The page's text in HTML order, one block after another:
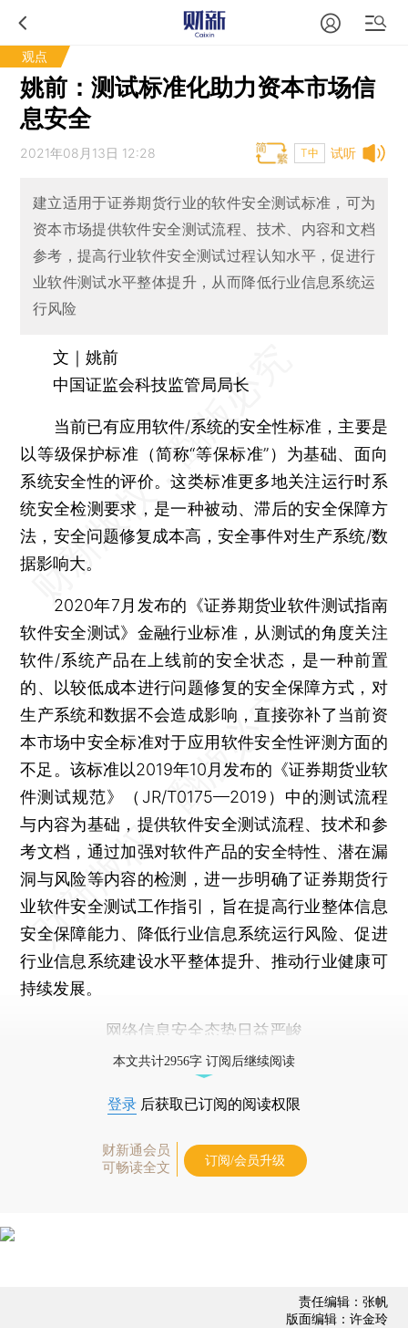
观点
姚前：测试标准化助力资本市场信
息安全
试听
2021年08月13日 12:28 T中
建立适用于证券期货行业的软件安全测试标准，可为
资本市场提供软件安全测试流程、技术、内容和文档
参考，提高行业软件安全测试过程认知水平，促进行
业软件测试水平整体提升，从而降低行业信息系统运
行风险
文｜姚前
中国证监会科技监管局局长
当前已有应用软件/系统的安全性标准，主要是
以等级保护标准（简称“等保标准”）为基础、面向
系统安全性的评价。这类标准更多地关注运行时系
统安全检测要求，是一种被动、滞后的安全保障方
法，安全问题修复成本高，安全事件对生产系统/数
据影响大。
2020年7月发布的《证券期货业软件测试指南
软件安全测试》金融行业标准，从测试的角度关注
软件/系统产品在上线前的安全状态，是一种前置
的、以较低成本进行问题修复的安全保障方式，对
生产系统和数据不会造成影响，直接弥补了当前资
本市场中安全标准对于应用软件安全性评测方面的
不足。该标准以2019年10月发布的《证券期货业软
件测试规范》（JR/T0175—2019）中的测试流程
与内容为基础，提供软件安全测试流程、技术和参
考文档，通过加强对软件产品的安全特性、潜在漏
洞与风险等内容的检测，进一步明确了证券期货行
业软件安全测试工作指引，旨在提高行业整体信息
安全保障能力、降低行业信息系统运行风险、促进
行业信息系统建设水平整体提升、推动行业健康可
持续发展。
网络信息安全态势日益严峻
本文共计2956字 订阅后继续阅读
登录 后获取已订阅的阅读权限
财新通会员
可畅读全文
订阅/会员升级
责任编辑：张帆
版面编辑：许金玲